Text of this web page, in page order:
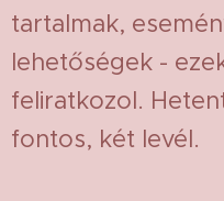
tartalmak,
lehetőségek -
feliratkozol.
fontos, két levél.